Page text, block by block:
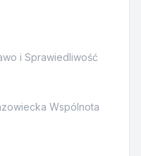
i Sprawiedliwość
Wspólnota